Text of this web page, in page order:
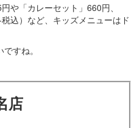
や「カレーセット」660円、
込）など、キッズメニューはド
すね。
店